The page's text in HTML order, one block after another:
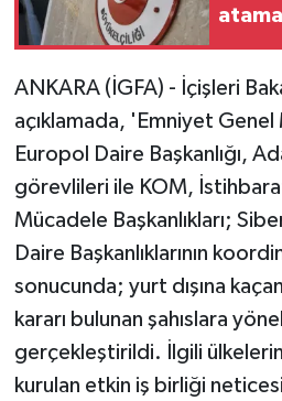
atama
ANKARA (İGFA) - İçişleri
açıklamada, 'Emniyet
Europol Daire Başkanlığı,
görevlileri ile KOM,
Mücadele Başkanlıkları;
Daire Başkanlıklarının
sonucunda; yurt dışına
kararı bulunan şahıslara
gerçekleştirildi. İlgili
kurulan etkin iş birliği